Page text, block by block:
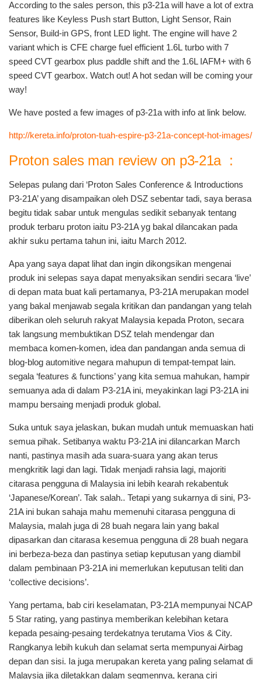
According to the sales person, this p3-21a will have a lot of extra
features like Keyless Push start Button, Light Sensor, Rain
Sensor, Build-in GPS, front LED light. The engine will have 2
variant which is CFE charge fuel efficient 1.6L turbo with 7
speed CVT gearbox plus paddle shift and the 1.6L IAFM+ with 6
speed CVT gearbox. Watch out! A hot sedan will be coming your
way!
We have posted a few images of p3-21a with info at link below.
http://kereta.info/proton-tuah-espire-p3-21a-concept-hot-images/
Proton sales man review on p3-21a :
Selepas pulang dari ‘Proton Sales Conference & Introductions
P3-21A’ yang disampaikan oleh DSZ sebentar tadi, saya berasa
begitu tidak sabar untuk mengulas sedikit sebanyak tentang
produk terbaru proton iaitu P3-21A yg bakal dilancakan pada
akhir suku pertama tahun ini, iaitu March 2012.
Apa yang saya dapat lihat dan ingin dikongsikan mengenai
produk ini selepas saya dapat menyaksikan sendiri secara ‘live’
di depan mata buat kali pertamanya, P3-21A merupakan model
yang bakal menjawab segala kritikan dan pandangan yang telah
diberikan oleh seluruh rakyat Malaysia kepada Proton, secara
tak langsung membuktikan DSZ telah mendengar dan
membaca komen-komen, idea dan pandangan anda semua di
blog-blog automitive negara mahupun di tempat-tempat lain.
segala ‘features & functions’ yang kita semua mahukan, hampir
semuanya ada di dalam P3-21A ini, meyakinkan lagi P3-21A ini
mampu bersaing menjadi produk global.
Suka untuk saya jelaskan, bukan mudah untuk memuaskan hati
semua pihak. Setibanya waktu P3-21A ini dilancarkan March
nanti, pastinya masih ada suara-suara yang akan terus
mengkritik lagi dan lagi. Tidak menjadi rahsia lagi, majoriti
citarasa pengguna di Malaysia ini lebih kearah rekabentuk
‘Japanese/Korean’. Tak salah.. Tetapi yang sukarnya di sini, P3-
21A ini bukan sahaja mahu memenuhi citarasa pengguna di
Malaysia, malah juga di 28 buah negara lain yang bakal
dipasarkan dan citarasa kesemua pengguna di 28 buah negara
ini berbeza-beza dan pastinya setiap keputusan yang diambil
dalam pembinaan P3-21A ini memerlukan keputusan teliti dan
‘collective decisions’.
Yang pertama, bab ciri keselamatan, P3-21A mempunyai NCAP
5 Star rating, yang pastinya memberikan kelebihan ketara
kepada pesaing-pesaing terdekatnya terutama Vios & City.
Rangkanya lebih kukuh dan selamat serta mempunyai Airbag
depan dan sisi. Ia juga merupakan kereta yang paling selamat di
Malaysia jika diletakkan dalam segmennya, kerana ciri